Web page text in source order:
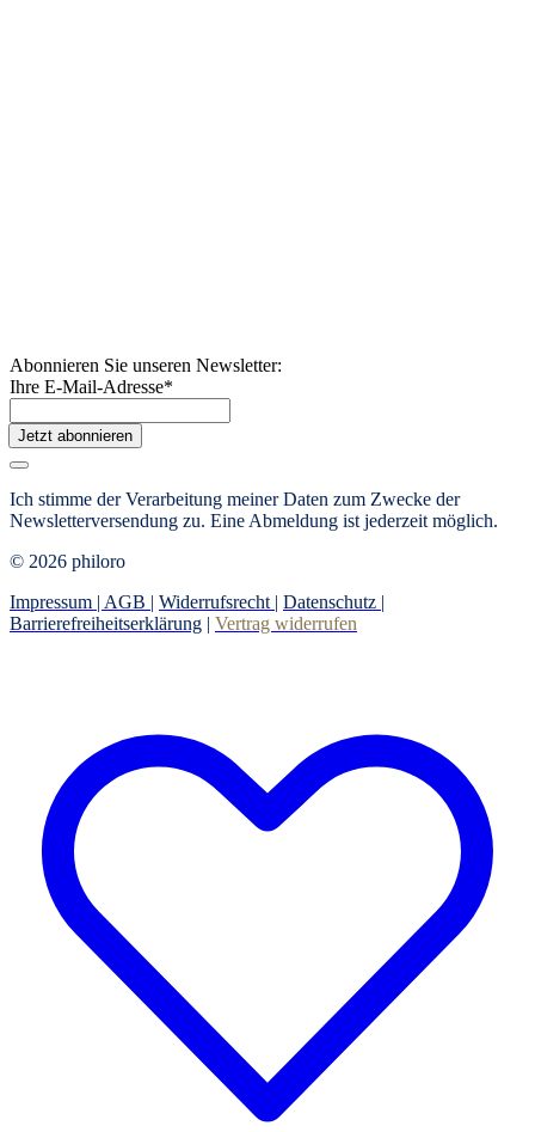
Abonnieren Sie unseren Newsletter:
Ihre E-Mail-Adresse*
Jetzt abonnieren
Ich stimme der Verarbeitung meiner Daten zum Zwecke der
Newsletterversendung zu. Eine Abmeldung ist jederzeit möglich.
© 2026 philoro
Impressum | AGB | Widerrufsrecht | Datenschutz |
Barrierefreiheitserklärung | Vertrag widerrufen